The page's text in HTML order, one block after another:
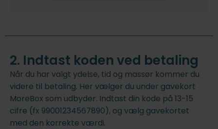
2. Indtast koden ved betaling
Når du har valgt ydelse, tid og massør kommer du
videre til betaling. Her vælger du under gavekort
MoreBox som udbyder. Indtast din kode på 13-15
cifre (fx 99001234567890), og vælg gavekortet
med den korrekte værdi.